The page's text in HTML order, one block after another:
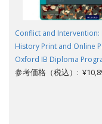
Conflict and Intervention:
History Print and Online
Oxford IB Diploma
参考価格（税込）: